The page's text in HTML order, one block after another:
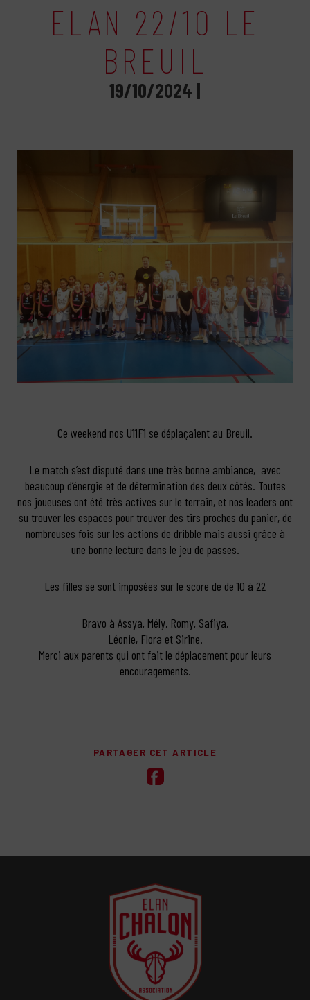
ELAN 22/10 LE
BREUIL
19/10/2024 |
Ce weekend nos U11F1 se déplaçaient au Breuil.
Le match s’est disputé dans une très bonne ambiance, avec
beaucoup d’énergie et de détermination des deux côtés. Toutes
nos joueuses ont été très actives sur le terrain, et nos leaders ont
su trouver les espaces pour trouver des tirs proches du panier, de
nombreuses fois sur les actions de dribble mais aussi grâce à
une bonne lecture dans le jeu de passes.
Les filles se sont imposées sur le score de de 10 à 22
Bravo à Assya, Mély, Romy, Safiya,
Léonie, Flora et Sirine.
Merci aux parents qui ont fait le déplacement pour leurs
encouragements.
PARTAGER CET ARTICLE